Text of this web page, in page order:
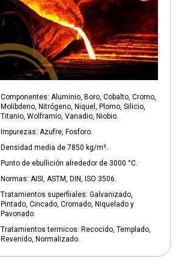
Componentes: Aluminio, Boro, Cobalto, Cromo,
Molibdeno, Nitrógeno, Niquel, Plomo, Silicio,
Titanio, Wolframio, Vanadio, Niobio.
Impurezas: Azufre, Fosforo.
Densidad media de 7850 kg/m³.
Punto de ebullición alrededor de 3000 °C.
Normas: AISI, ASTM, DIN, ISO 3506.
Tratamientos superfiiales: Galvanizado,
Pintado, Cincado, Cromado, Niquelado y
Pavonado.
Tratamientos termicos: Recocido, Templado,
Revenido, Normalizado.